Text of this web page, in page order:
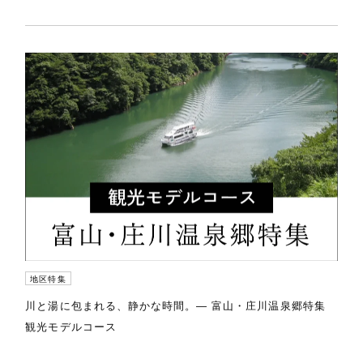
地区特集
川と湯に包まれる、静かな時間。― 富山・庄川温泉郷特集
観光モデルコース